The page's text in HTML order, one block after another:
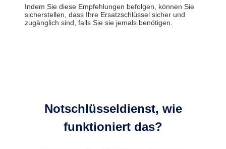
Indem Sie diese Empfehlungen befolgen, können Sie
sicherstellen, dass Ihre Ersatzschlüssel sicher und
zugänglich sind, falls Sie sie jemals benötigen.
Notschlüsseldienst, wie
funktioniert das?